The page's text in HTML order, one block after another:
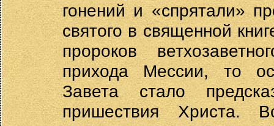
гонений и «спрятали»
святого в священной
пророков
прихода Мессии, то
Завета стало
пришествия Христа.